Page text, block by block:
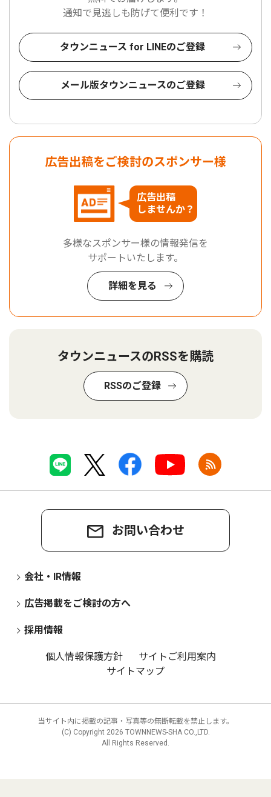
通知で見逃しも防げて便利です！
タウンニュース for LINEのご登録
メール版タウンニュースのご登録
広告出稿をご検討のスポンサー様
広告出稿
しませんか？
多様なスポンサー様の情報発信を
サポートいたします。
詳細を見る
タウンニュースのRSSを購読
RSSのご登録
お問い合わせ
会社・IR情報
広告掲載をご検討の方へ
採用情報
個人情報保護方針
サイトご利用案内
サイトマップ
当サイト内に掲載の記事・写真等の無断転載を禁止します。
(C) Copyright 2026 TOWNNEWS-SHA CO.,LTD.
All Rights Reserved.